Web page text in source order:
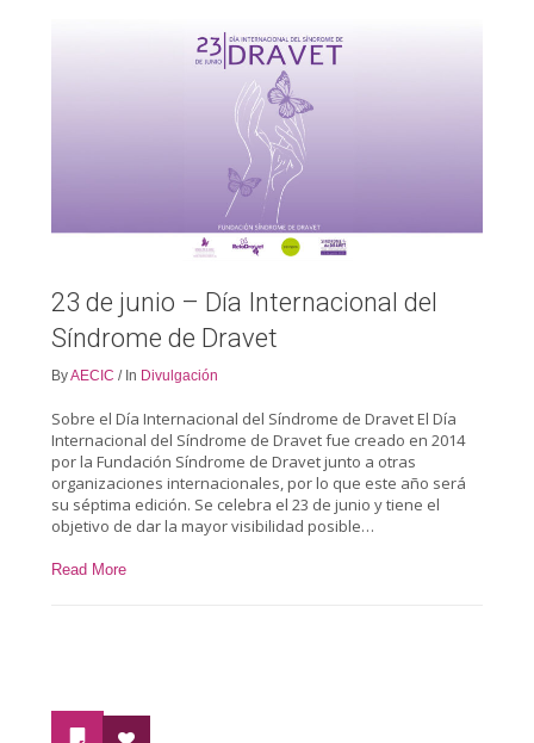
23 de junio – Día Internacional del
Síndrome de Dravet
ByAECIC / In Divulgación
Sobre el Día Internacional del Síndrome de Dravet El Día
Internacional del Síndrome de Dravet fue creado en 2014
por la Fundación Síndrome de Dravet junto a otras
organizaciones internacionales, por lo que este año será
su séptima edición. Se celebra el 23 de junio y tiene el
objetivo de dar la mayor visibilidad posible…
Read More